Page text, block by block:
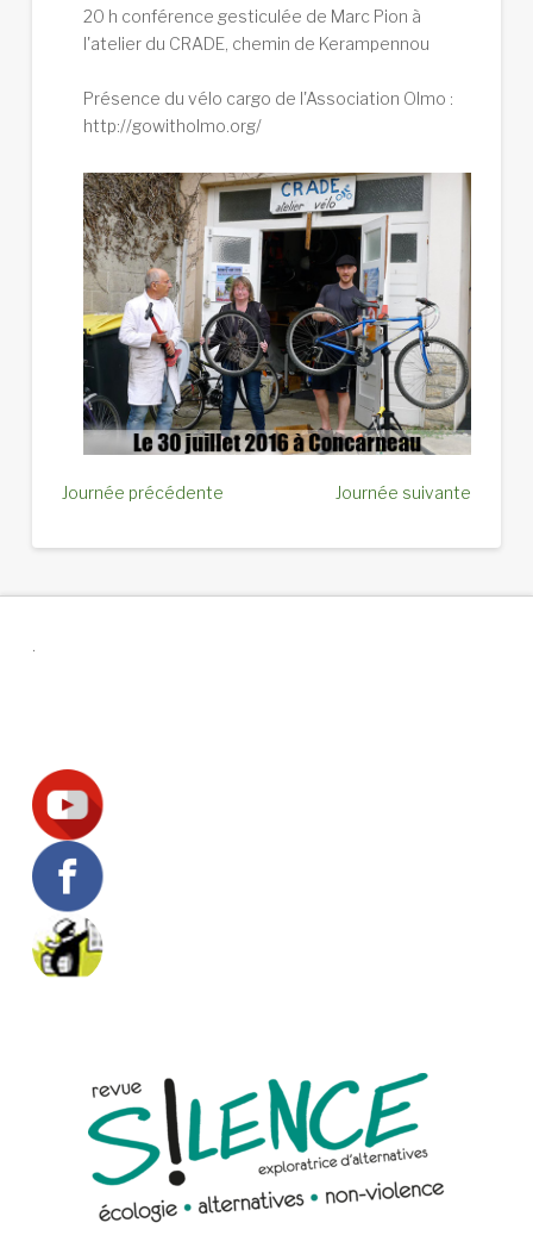
20 h conférence gesticulée de Marc Pion à
l'atelier du CRADE, chemin de Kerampennou
Présence du vélo cargo de l'Association Olmo :
http://gowitholmo.org/
Journée précédente Journée suivante